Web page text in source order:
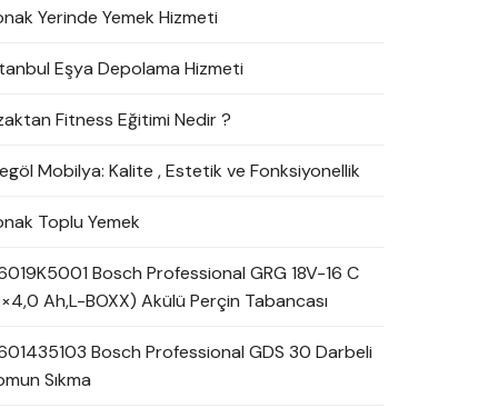
Yerinde Yemek Hizmeti
Eşya Depolama Hizmeti
Fitness Eğitimi Nedir ?
Mobilya: Kalite , Estetik ve Fonksiyonellik
Toplu Yemek
Bosch Professional GRG 18V-16 C
Ah,L-BOXX) Akülü Perçin Tabancası
Bosch Professional GDS 30 Darbeli
Sıkma